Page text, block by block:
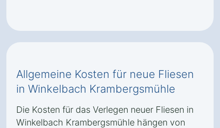
Allgemeine Kosten für neue Fliesen
in Winkelbach Krambergsmühle
Die Kosten für das Verlegen neuer Fliesen in
Winkelbach Krambergsmühle hängen von